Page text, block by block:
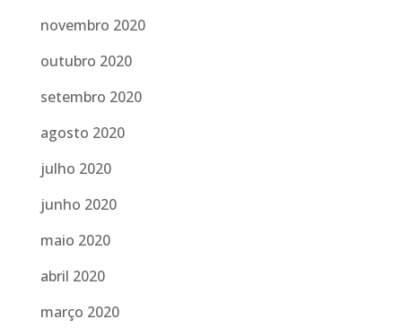
novembro 2020
outubro 2020
setembro 2020
agosto 2020
julho 2020
junho 2020
maio 2020
abril 2020
março 2020